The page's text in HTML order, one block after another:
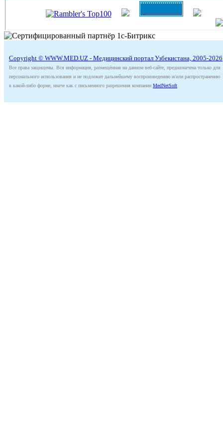
Copyright © WWW.MED.UZ - Медицинский портал Узбекистана, 2005-2026
Все права защищены. Вся информация, размещённая на данном веб-сайте, предназначена только для
персонального использования и не подлежит дальнейшему воспроизведению и/или распространению
в какой-либо форме, иначе как с письменного разрешения компании MedNetSoft